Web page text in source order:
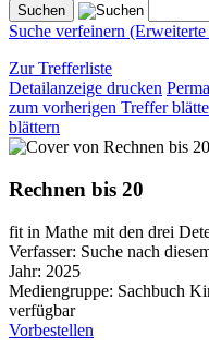
Suche verfeinern (Erweiterte
Zur Trefferliste
Detailanzeige drucken
zum vorherigen Treffer
blättern
Rechnen bis 20
fit in Mathe mit den drei
Verfasser: Suche nach
Jahr: 2025
Mediengruppe: Sachbuch
verfügbar
Vorbestellen